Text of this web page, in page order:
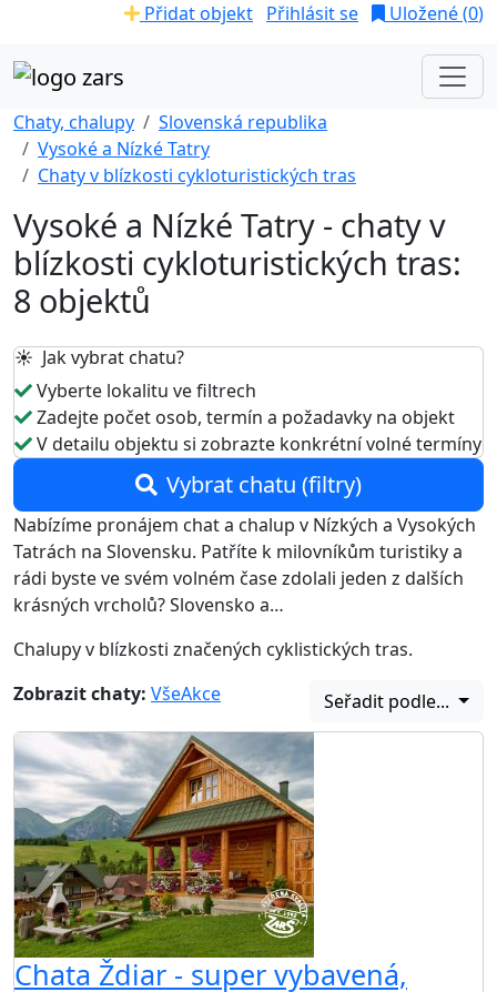
Přidat objekt Přihlásit se Uložené (0)
Chaty, chalupy
Slovenská republika
Vysoké a Nízké Tatry
Chaty v blízkosti cykloturistických tras
Vysoké a Nízké Tatry - chaty v
blízkosti cykloturistických tras:
8 objektů
☀️ Jak vybrat chatu?
Vyberte lokalitu ve filtrech
Zadejte počet osob, termín a požadavky na objekt
V detailu objektu si zobrazte konkrétní volné termíny
Vybrat chatu (filtry)
Nabízíme pronájem chat a chalup v Nízkých a Vysokých
Tatrách na Slovensku. Patříte k milovníkům turistiky a
rádi byste ve svém volném čase zdolali jeden z dalších
krásných vrcholů? Slovensko a…
Chalupy v blízkosti značených cyklistických tras.
Zobrazit chaty: VšeAkce Seřadit podle...
Chata Ždiar - super vybavená,